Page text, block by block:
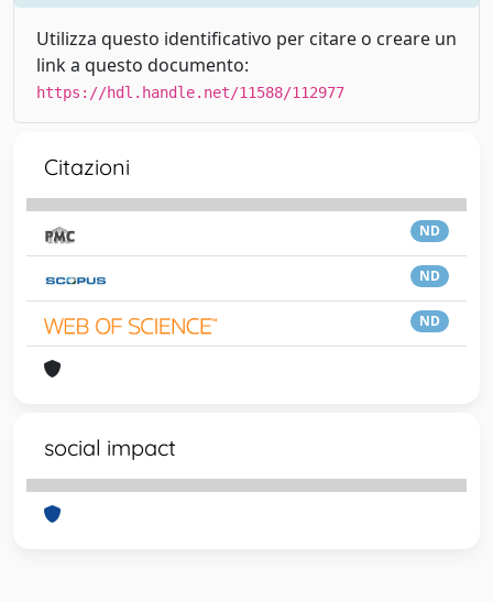
Utilizza questo identificativo per citare o creare un
link a questo documento:
https://hdl.handle.net/11588/112977
Citazioni
ND
ND
ND
social impact